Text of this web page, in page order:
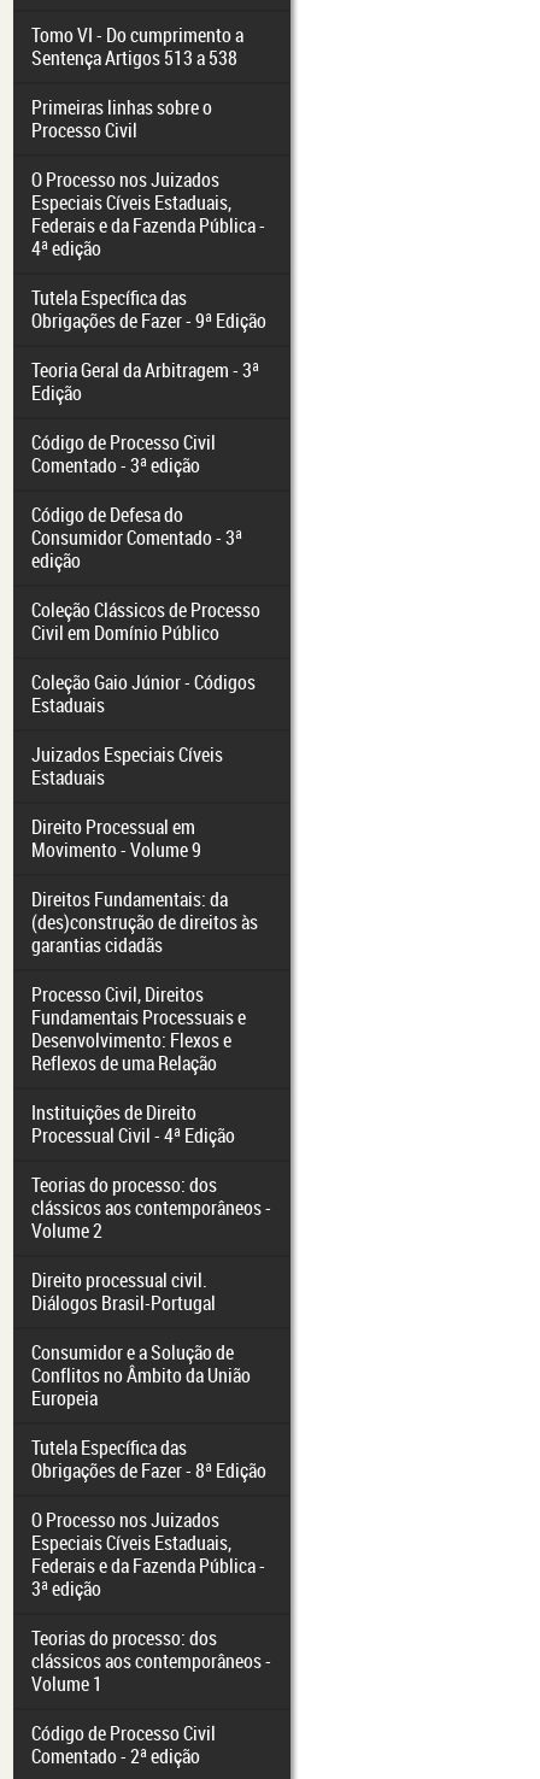
Tomo VI - Do cumprimento a
Sentença Artigos 513 a 538
Primeiras linhas sobre o
Processo Civil
O Processo nos Juizados
Especiais Cíveis Estaduais,
Federais e da Fazenda Pública -
4ª edição
Tutela Específica das
Obrigações de Fazer - 9ª Edição
Teoria Geral da Arbitragem - 3ª
Edição
Código de Processo Civil
Comentado - 3ª edição
Código de Defesa do
Consumidor Comentado - 3ª
edição
Coleção Clássicos de Processo
Civil em Domínio Público
Coleção Gaio Júnior - Códigos
Estaduais
Juizados Especiais Cíveis
Estaduais
Direito Processual em
Movimento - Volume 9
Direitos Fundamentais: da
(des)construção de direitos às
garantias cidadãs
Processo Civil, Direitos
Fundamentais Processuais e
Desenvolvimento: Flexos e
Reflexos de uma Relação
Instituições de Direito
Processual Civil - 4ª Edição
Teorias do processo: dos
clássicos aos contemporâneos -
Volume 2
Direito processual civil.
Diálogos Brasil-Portugal
Consumidor e a Solução de
Conflitos no Âmbito da União
Europeia
Tutela Específica das
Obrigações de Fazer - 8ª Edição
O Processo nos Juizados
Especiais Cíveis Estaduais,
Federais e da Fazenda Pública -
3ª edição
Teorias do processo: dos
clássicos aos contemporâneos -
Volume 1
Código de Processo Civil
Comentado - 2ª edição